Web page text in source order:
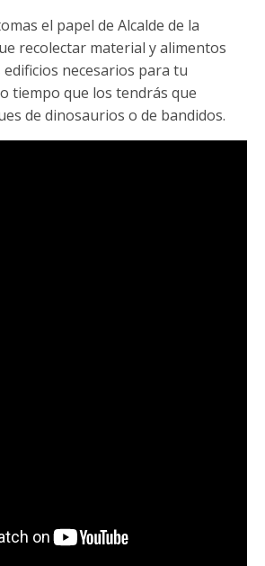
el papel de Alcalde de la
recolectar material y alimentos
necesarios para tu
tiempo que los tendrás que
de dinosaurios o de bandidos.